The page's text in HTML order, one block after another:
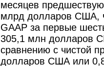
месяцев
млрд долларов США,
GAAP за первые
305,1 млн долларов
сравнению с чистой
долларов США или